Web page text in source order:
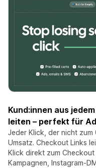
Kund:innen aus
leiten – perfekt für
Jeder Klick, der nicht
Umsatz. Checkout Links
Klick direkt zum
Kampagnen, Instagram-